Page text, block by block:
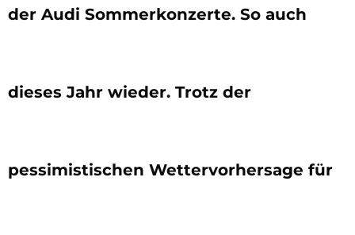
der Audi Sommerkonzerte. So auch
dieses Jahr wieder. Trotz der
pessimistischen Wettervorhersage für